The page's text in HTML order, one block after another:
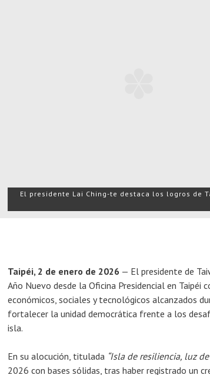
El presidente Lai Ching-te destaca los logros de
Taipéi, 2 de enero de 2026 — El presidente de
Año Nuevo desde la Oficina Presidencial en Taipéi
económicos, sociales y tecnológicos alcanzados
fortalecer la unidad democrática frente a los
isla.
En su alocución, titulada “Isla de resiliencia, luz
2026 con bases sólidas, tras haber registrado un